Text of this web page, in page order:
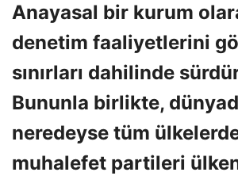
Anayasal bir kurum
denetim faaliyetlerini
sınırları dahilinde
Bununla birlikte,
neredeyse tüm
muhalefet partileri